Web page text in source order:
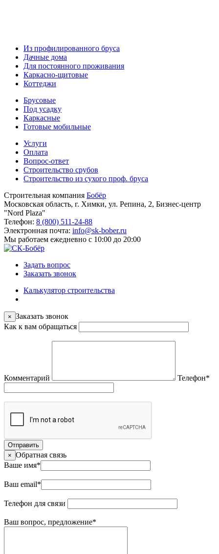
Из профилированного бруса
Дачные дома
Для постоянного проживания
Каркасно-щитовые
Коттеджи
Брусовые
Под усадку
Каркасные
Готовые мобильные
Услуги
Оплата
Вопрос-ответ
Строительство срубов
Строительство из сухого проф. бруса
Строительная компания Бобёр
Московская область, г. Химки, ул. Репина, 2, Бизнес-центр
"Nord Plaza"
Телефон: 8 (800) 511-24-88
Электронная почта: info@sk-bober.ru
Мы работаем ежедневно с 10:00 до 20:00
Задать вопрос
Заказать звонок
Калькулятор строительства
× Заказать звонок
Как к вам обращаться
Комментарий Телефон*
Отправить
× Обратная связь
Ваше имя*
Ваш email*
Телефон для связи
Ваш вопрос, предложение*